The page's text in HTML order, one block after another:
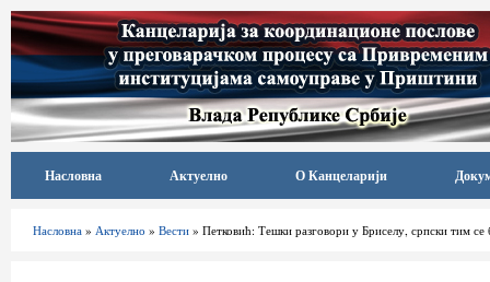
Насловна Актуелно О Канцеларији
Насловна » Актуелно » Вести » Петковић: Тешки разговори у Бриселу, српски тим